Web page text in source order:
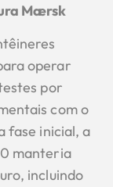
Mærsk
operar
por
com o
fase inicial, a
manteria
incluindo